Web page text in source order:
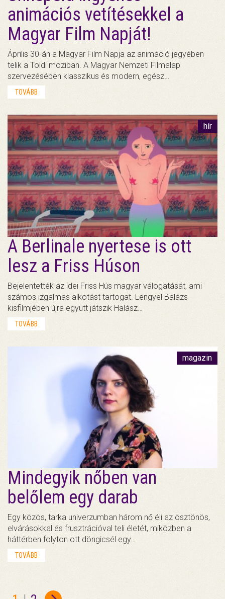
animációs vetítésekkel a
Magyar Film Napját!
Április 30-án a Magyar Film Napja az animáció jegyében
telik a Toldi moziban. A Magyar Nemzeti Filmalap
szervezésében klasszikus és modern, egész…
TOVÁBB
hír
A Berlinale nyertese is ott
lesz a Friss Húson
Bejelentették az idei Friss Hús magyar válogatását, ami
számos izgalmas alkotást tartogat. Lengyel Balázs
kisfilmjében újra együtt játszik Halász…
TOVÁBB
magazin
Mindegyik nőben van
belőlem egy darab
Egy közös, tarka univerzumban három nő éli az ösztönös,
elvárásokkal és frusztrációval teli életét, miközben a
háttérben folyton ott döngicsél egy…
TOVÁBB